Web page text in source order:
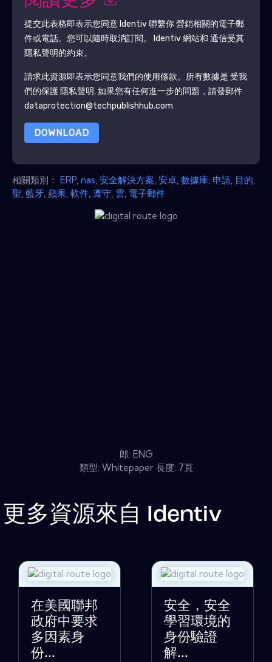
提交此表格即表示您同意 Identiv聯繫你 營銷相關的電子郵
件或電話。您可以隨時取消訂閱。
Identiv網站和 通信受其
隱私聲明的約束。
請求此資源即表示您同意我們的使用條款。所有數據是 受我
們的保護 隱私聲明. 如果您有任何進一步的問題，請發郵件
dataprotection@techpublishhub.com
DOWNLOAD
相關類別： ERP nas 安全解決方案 安卓 數據庫 申請 目的
聖 藍牙 蘋果 軟件 遵守 雲 電子郵件
郎: ENG
類型: Whitepaper 長度: 7頁
更多資源來自 Identiv
在美國聯邦
政府中要求
多因素身
份...
安全，安全
學習環境的
身份驗證
解...